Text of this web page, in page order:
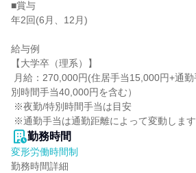
■賞与
年2回(6月、12月)
給与例
【大学卒（理系）】
別時間手当40,000円を含む）
※通勤手当は通勤距離によって変動します
勤務時間
変形労働時間制
勤務時間詳細